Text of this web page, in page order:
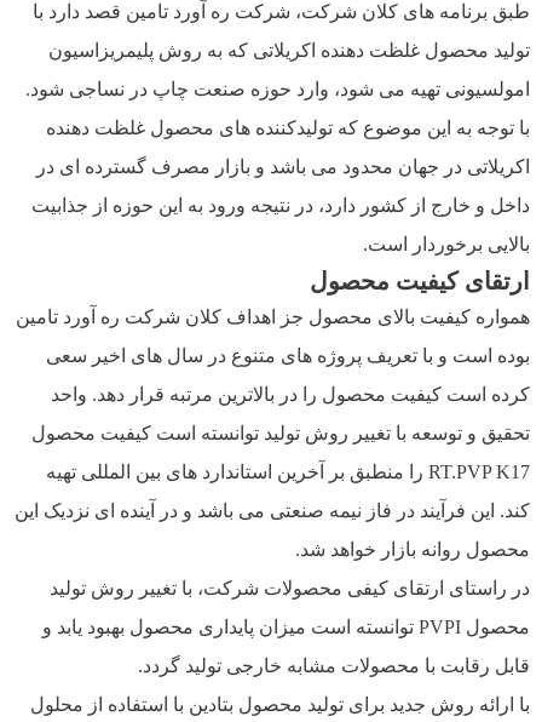
طبق برنامه های کلان شرکت، شرکت ره آورد تامین قصد دارد با
تولید محصول غلظت دهنده اکریلاتی که به روش پلیمریزاسیون
امولسیونی تهیه می شود، وارد حوزه صنعت چاپ در نساجی شود.
با توجه به این موضوع که تولیدکننده های محصول غلظت دهنده
اکریلاتی در جهان محدود می باشد و بازار مصرف گسترده ای در
داخل و خارج از کشور دارد، در نتیجه ورود به این حوزه از جذابیت
بالایی برخوردار است.
ارتقای کیفیت محصول
همواره کیفیت بالای محصول جز اهداف کلان شرکت ره آورد تامین
بوده است و با تعریف پروژه های متنوع در سال های اخیر سعی
کرده است کیفیت محصول را در بالاترین مرتبه قرار دهد. واحد
تحقیق و توسعه با تغییر روش تولید توانسته است کیفیت محصول
RT.PVP K17 را منطبق بر آخرین استاندارد های بین المللی تهیه
کند. این فرآیند در فاز نیمه صنعتی می باشد و در آینده ای نزدیک این
محصول روانه بازار خواهد شد.
در راستای ارتقای کیفی محصولات شرکت، با تغییر روش تولید
محصول PVPI توانسته است میزان پایداری محصول بهبود یابد و
قابل رقابت با محصولات مشابه خارجی تولید گردد.
با ارائه روش جدید برای تولید محصول بتادین با استفاده از محلول